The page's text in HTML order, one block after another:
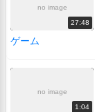
no image
27:48
ゲーム
no image
1:04